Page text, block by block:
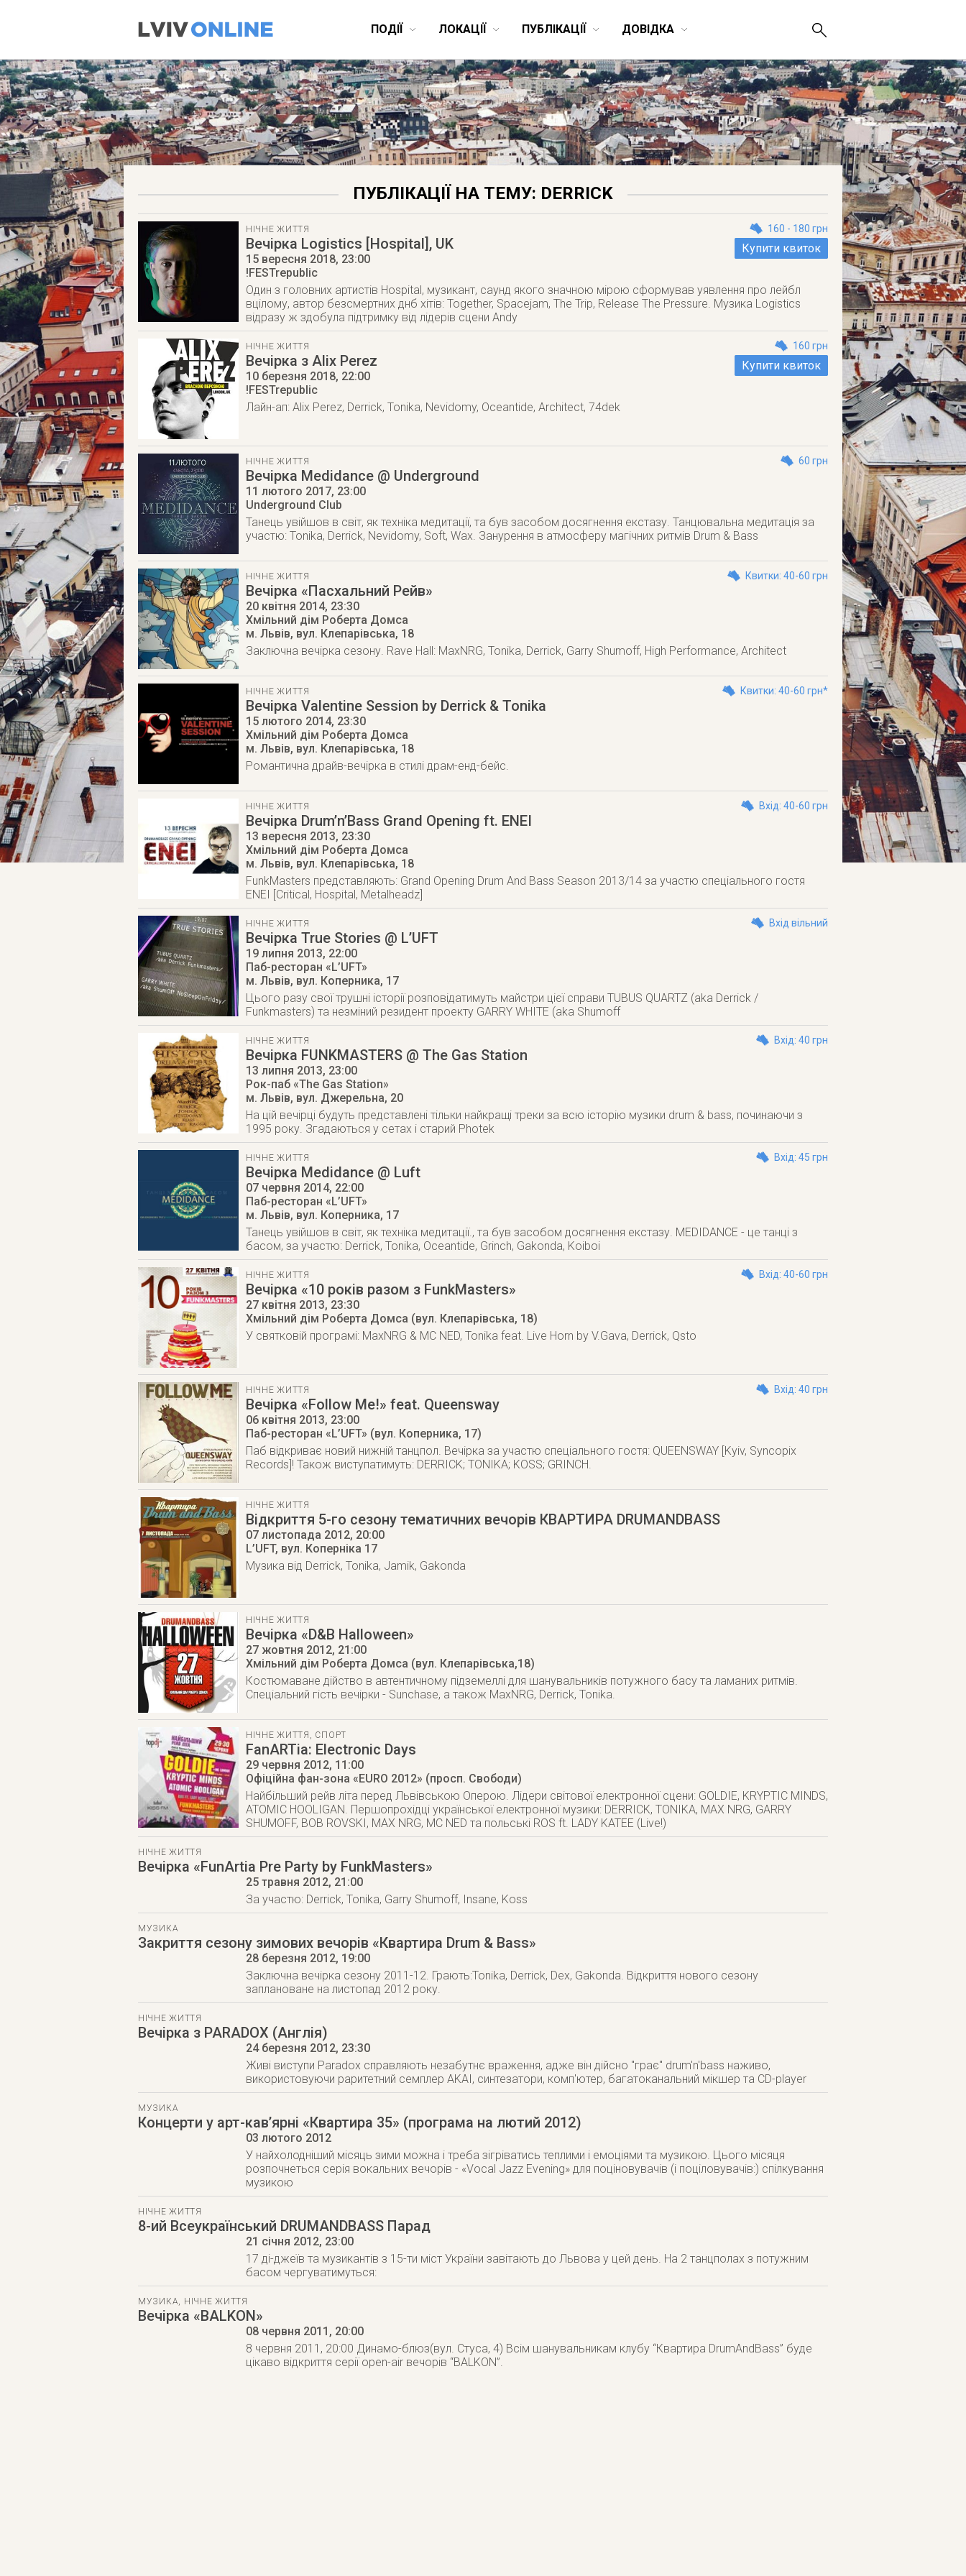
ПОДІЇ ЛОКАЦІЇ ПУБЛІКАЦІЇ ДОВІДКА
ПУБЛІКАЦІЇ НА ТЕМУ: DERRICK
НІЧНЕ ЖИТТЯ 160 - 180 грн
Купити квиток
Вечірка Logistics [Hospital], UK
15 вересня 2018, 23:00
!FESTrepublic
Один з головних артистів Hospital, музикант, саунд якого значною мірою сформував уявлення про лейбл
вцілому, автор безсмертних днб хітів: Together, Spacejam, The Trip, Release The Pressure. Музика Logistics
відразу ж здобула підтримку від лідерів сцени Andy
НІЧНЕ ЖИТТЯ 160 грн
Купити квиток
Вечірка з Alix Perez
10 березня 2018, 22:00
!FESTrepublic
Лайн-ап: Alix Perez, Derrick, Tonika, Nevidomy, Oceantide, Architect, 74dek
НІЧНЕ ЖИТТЯ 60 грн
Вечірка Medidance @ Underground
11 лютого 2017, 23:00
Underground Club
Танець увійшов в світ, як техніка медитації, та був засобом досягнення екстазу. Танцювальна медитація за
участю: Tonika, Derrick, Nevidomy, Soft, Wax. Занурення в атмосферу магічних ритмів Drum & Bass
НІЧНЕ ЖИТТЯ Квитки: 40-60 грн
Вечірка «Пасхальний Рейв»
20 квітня 2014, 23:30
Хмільний дім Роберта Домса
м. Львів, вул. Клепарівська, 18
Заключна вечірка сезону. Rave Hall: MaxNRG, Tonika, Derrick, Garry Shumoff, High Performance, Architect
НІЧНЕ ЖИТТЯ Квитки: 40-60 грн*
Вечірка Valentine Session by Derrick & Tonika
15 лютого 2014, 23:30
Хмільний дім Роберта Домса
м. Львів, вул. Клепарівська, 18
Романтична драйв-вечірка в стилі драм-енд-бейс.
НІЧНЕ ЖИТТЯ Вхід: 40-60 грн
Вечірка Drum’n’Bass Grand Opening ft. ENEI
13 вересня 2013, 23:30
Хмільний дім Роберта Домса
м. Львів, вул. Клепарівська, 18
FunkMasters представляють: Grand Opening Drum And Bass Season 2013/14 за участю спеціального гостя
ENEI [Critical, Hospital, Metalheadz]
НІЧНЕ ЖИТТЯ Вхід вільний
Вечірка True Stories @ L’UFT
19 липня 2013, 22:00
Паб-ресторан «L’UFT»
м. Львів, вул. Коперника, 17
Цього разу свої трушні історії розповідатимуть майстри цієї справи TUBUS QUARTZ (aka Derrick /
Funkmasters) та незміний резидент проекту GARRY WHITE (aka Shumoff
НІЧНЕ ЖИТТЯ Вхід: 40 грн
Вечірка FUNKMASTERS @ The Gas Station
13 липня 2013, 23:00
Рок-паб «The Gas Station»
м. Львів, вул. Джерельна, 20
На цій вечірці будуть представлені тільки найкращі треки за всю історію музики drum & bass, починаючи з
1995 року. Згадаються у сетах і старий Photek
НІЧНЕ ЖИТТЯ Вхід: 45 грн
Вечірка Medidance @ Luft
07 червня 2014, 22:00
Паб-ресторан «L’UFT»
м. Львів, вул. Коперника, 17
Танець увійшов в світ, як техніка медитації., та був засобом досягнення екстазу. MEDIDANCE - це танці з
басом, за участю: Derrick, Tonika, Oceantide, Grinch, Gakonda, Koiboi
НІЧНЕ ЖИТТЯ Вхід: 40-60 грн
Вечірка «10 років разом з FunkMasters»
27 квітня 2013, 23:30
Хмільний дім Роберта Домса (вул. Клепарівська, 18)
У святковій програмі: MaxNRG & MC NED, Tonika feat. Live Horn by V.Gava, Derrick, Qsto
НІЧНЕ ЖИТТЯ Вхід: 40 грн
Вечірка «Follow Me!» feat. Queensway
06 квітня 2013, 23:00
Паб-ресторан «L’UFT» (вул. Коперника, 17)
Паб відкриває новий нижній танцпол. Вечірка за участю спеціального гостя: QUEENSWAY [Kyiv, Syncopix
Records]! Також виступатимуть: DERRICK; TONIKA; KOSS; GRINCH.
НІЧНЕ ЖИТТЯ
Відкриття 5-го сезону тематичних вечорів КВАРТИРА DRUMANDBASS
07 листопада 2012, 20:00
L’UFT, вул. Коперніка 17
Музика від Derrick, Tonika, Jamik, Gakonda
НІЧНЕ ЖИТТЯ
Вечірка «D&B Halloween»
27 жовтня 2012, 21:00
Хмільний дім Роберта Домса (вул. Клепарівська,18)
Костюмаване дійство в автентичному підземеллі для шанувальників потужного басу та ламаних ритмів.
Спеціальний гість вечірки - Sunchase, а також MaxNRG, Derrick, Tonika.
НІЧНЕ ЖИТТЯ , СПОРТ
FаnARTia: Electronic Days
29 червня 2012, 11:00
Офіційна фан-зона «EURO 2012» (просп. Свободи)
Найбільший рейв літа перед Львівською Оперою. Лідери світової електронної сцени: GOLDIE, KRYPTIC MINDS,
ATOMIC HOOLIGAN. Першопрохідці української електронної музики: DERRICK, TONIKA, MAX NRG, GARRY
SHUMOFF, BOB ROVSKI, MAX NRG, MC NED та польські ROS ft. LADY KATEE (Live!)
НІЧНЕ ЖИТТЯ
Вечірка «FunArtia Pre Party by FunkMasters»
25 травня 2012, 21:00
За участю: Derrick, Tonika, Garry Shumoff, Insane, Koss
МУЗИКА
Закриття сезону зимових вечорів «Квартира Drum & Bass»
28 березня 2012, 19:00
Заключна вечірка сезону 2011-12. Грають:Tonika, Derrick, Dex, Gakonda. Відкриття нового сезону
заплановане на листопад 2012 року.
НІЧНЕ ЖИТТЯ
Вечірка з PARADOX (Англія)
24 березня 2012, 23:30
Живі виступи Paradox справляють незабутнє враження, адже він дійсно "грає" drum'n'bass наживо,
використовуючи раритетний семплер AKAI, синтезатори, комп'ютер, багатоканальний мікшер та CD-player
МУЗИКА
Концерти у арт-кав’ярні «Квартира 35» (програма на лютий 2012)
03 лютого 2012
У найхолодніший місяць зими можна і треба зігріватись теплими і емоціями та музикою. Цього місяця
розпочнеться серія вокальних вечорів - «Vocal Jazz Evening» для поціновувачів (і поціловувачів:) спілкування
музикою
НІЧНЕ ЖИТТЯ
8-ий Всеукраїнський DRUMANDBASS Парад
21 січня 2012, 23:00
17 ді-джеїв та музикантів з 15-ти міст України завітають до Львова у цей день. На 2 танцполах з потужним
басом чергуватимуться:
МУЗИКА, НІЧНЕ ЖИТТЯ
Вечірка «BALKON»
08 червня 2011 , 20:00
8 червня 2011, 20:00 Динамо-блюз(вул. Стуса, 4) Всім шанувальникам клубу “Квартира DrumAndBass” буде
цікаво відкриття серії open-air вечорів “BALKON”.